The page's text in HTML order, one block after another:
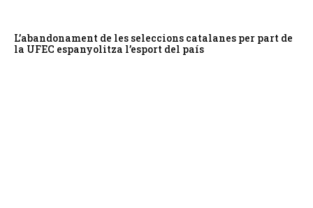
L’abandonament de les seleccions catalanes per part de
la UFEC espanyolitza l’esport del país